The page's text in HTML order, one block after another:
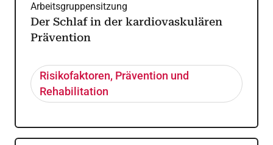
Arbeitsgruppensitzung
Der Schlaf in der kardiovaskulären
Prävention
Risikofaktoren, Prävention und
Rehabilitation